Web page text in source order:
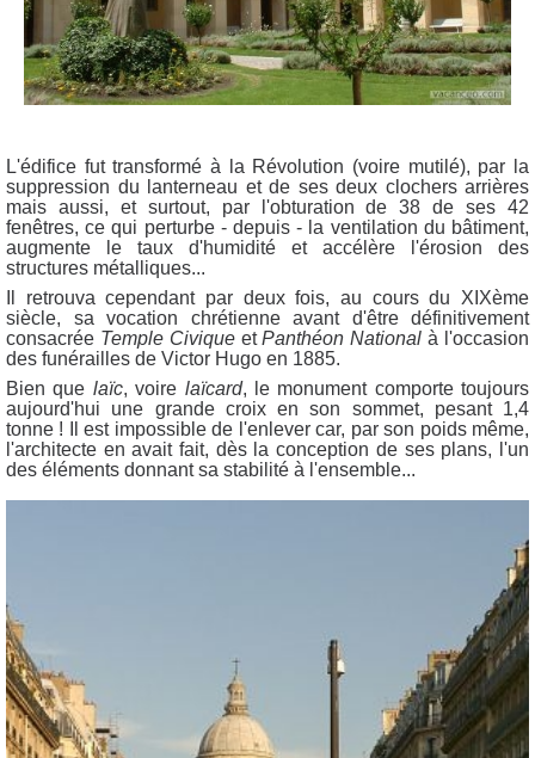
L'édifice fut transformé à la Révolution (voire mutilé), par la
suppression du lanterneau et de ses deux clochers arrières
mais aussi, et surtout, par l'obturation de 38 de ses 42
fenêtres, ce qui perturbe - depuis - la ventilation du bâtiment,
augmente le taux d'humidité et accélère l'érosion des
structures métalliques...
Il retrouva cependant par deux fois, au cours du XIXème
siècle, sa vocation chrétienne avant d'être définitivement
consacrée Temple Civique etPanthéon Nationalà l'occasion
des funérailles de Victor Hugo en 1885.
Bien que laïc, voire laïcard, le monument comporte toujours
aujourd'hui une grande croix en son sommet, pesant 1,4
tonne ! Il est impossible de l'enlever car, par son poids même,
l'architecte en avait fait, dès la conception de ses plans, l'un
des éléments donnant sa stabilité à l'ensemble...